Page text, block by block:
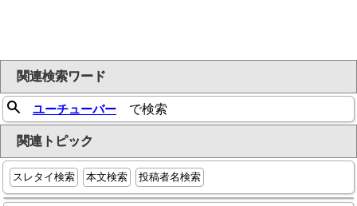
関連検索ワード
ユーチューバー で検索
関連トピック
スレタイ検索 本文検索 投稿者名検索